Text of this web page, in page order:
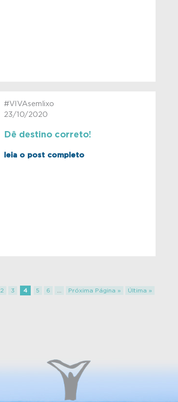
#VIVAsemlixo
23/10/2020
Dê destino correto!
leia o post completo
2 3 4 5 6 Próxima Página » Última »